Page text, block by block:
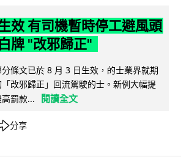
效 有司機暫時停工避風頭
牌 "改邪歸正"
條文已於 8 月 3 日生效，的士業界就期
改邪歸正」回流駕駛的士。新例大幅提
罰款...
閱讀全文
分享